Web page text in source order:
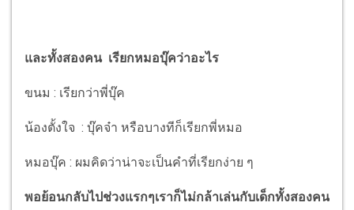
และทั้งสองคน เรียกหมอบุ๊คว่าอะไร
ขนม : เรียกว่าพี่บุ๊ค
น้องตั้งใจ : บุ๊คจ๋า หรือบางทีก็เรียกพี่หมอ
หมอบุ๊ค : ผมคิดว่าน่าจะเป็นคำที่เรียกง่าย ๆ
พอย้อนกลับไปช่วงแรกๆเราก็ไม่กล้าเล่นกับเด็กทั้งสองคน